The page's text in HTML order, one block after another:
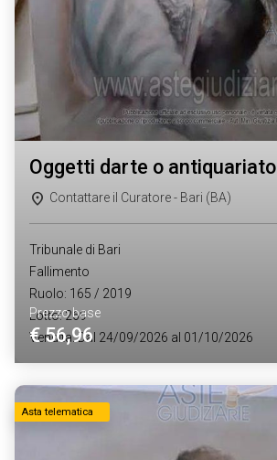
Prezzo base
€ 56,96
oggetti darte o antiquariato
Contattare il Curatore - Bari (BA)
Tribunale di Bari
Fallimento
Ruolo: 165 / 2019
Lotto: 269
Vendita: Dal 24/09/2026 al 01/10/2026
Asta telematica